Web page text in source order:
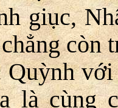
giục,
với
là cùng